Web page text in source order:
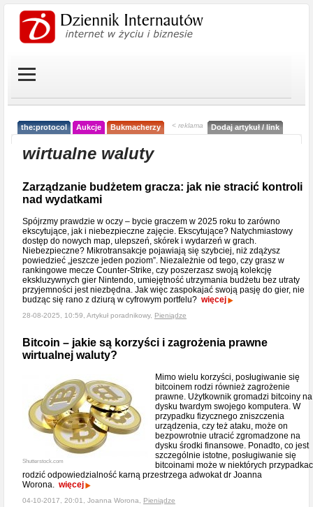
the:protocol Aukcje Bukmacherzy < reklama Dodaj artykuł / link
wirtualne waluty
Zarządzanie budżetem gracza: jak nie stracić kontroli
nad wydatkami
Spójrzmy prawdzie w oczy – bycie graczem w 2025 roku to zarówno
ekscytujące, jak i niebezpieczne zajęcie. Ekscytujące? Natychmiastowy
dostęp do nowych map, ulepszeń, skórek i wydarzeń w grach.
Niebezpieczne? Mikrotransakcje pojawiają się szybciej, niż zdążysz
powiedzieć „jeszcze jeden poziom”. Niezależnie od tego, czy grasz w
rankingowe mecze Counter-Strike, czy poszerzasz swoją kolekcję
ekskluzywnych gier Nintendo, umiejętność utrzymania budżetu bez utraty
przyjemności jest niezbędna. Jak więc zaspokajać swoją pasję do gier, nie
budząc się rano z dziurą w cyfrowym portfelu? więcej
28-08-2025, 10:59, Artykuł poradnikowy, Pieniądze
Bitcoin – jakie są korzyści i zagrożenia prawne
wirtualnej waluty?
Shutterstock.com
Mimo wielu korzyści, posługiwanie się
bitcoinem rodzi również zagrożenie
prawne. Użytkownik gromadzi bitcoiny na
dysku twardym swojego komputera. W
przypadku fizycznego zniszczenia
urządzenia, czy też ataku, może on
bezpowrotnie utracić zgromadzone na
dysku środki finansowe. Ponadto, co jest
szczególnie istotne, posługiwanie się
bitcoinami może w niektórych
rodzić odpowiedzialność karną przestrzega adwokat dr Joanna
Worona. więcej
04-10-2017, 20:01, Joanna Worona, Pieniądze